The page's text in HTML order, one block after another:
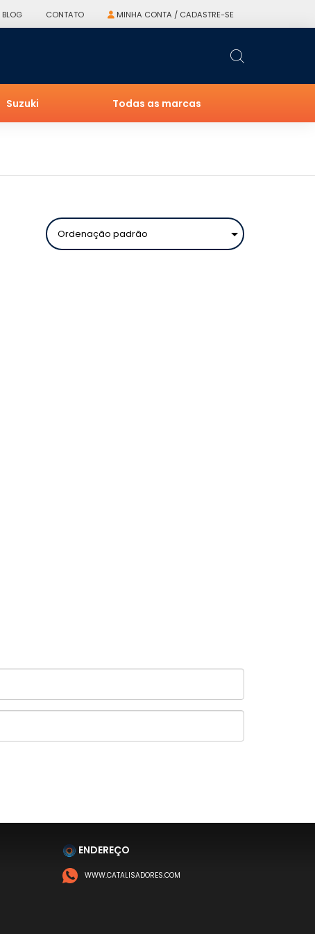
BLOG CONTATO MINHA CONTA / CADASTRE-SE
Suzuki Todas as marcas
ENDEREÇO
WWW.CATALISADORES.COM